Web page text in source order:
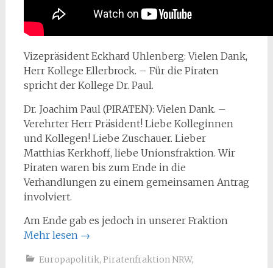
Vizepräsident Eckhard Uhlenberg: Vielen Dank,
Herr Kollege Ellerbrock. – Für die Piraten
spricht der Kollege Dr. Paul.
Dr. Joachim Paul (PIRATEN): Vielen Dank. –
Verehrter Herr Präsident! Liebe Kolleginnen
und Kollegen! Liebe Zuschauer. Lieber
Matthias Kerkhoff, liebe Unionsfraktion. Wir
Piraten waren bis zum Ende in die
Verhandlungen zu einem gemeinsamen Antrag
involviert.
Am Ende gab es jedoch in unserer Fraktion
Mehr lesen →
Europapolitik, Piratenfraktion NRW,